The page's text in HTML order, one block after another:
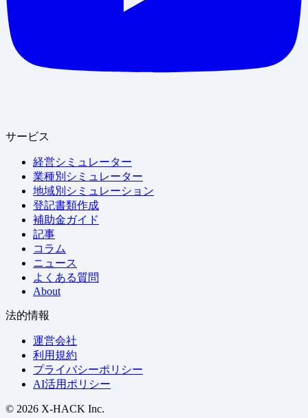
サービス
経営シミュレーター
業種別シミュレーター
地域別シミュレーション
登記書類作成
補助金ガイド
記事
コラム
ニュース
よくある質問
About
法的情報
運営会社
利用規約
プライバシーポリシー
AI活用ポリシー
© 2026 X-HACK Inc.